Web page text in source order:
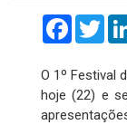
O 1º Festival
hoje (22) e